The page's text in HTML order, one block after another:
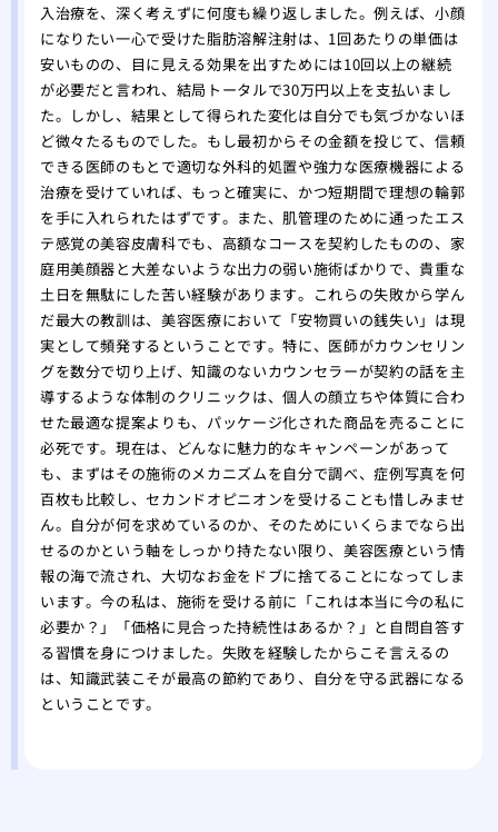
入治療を、深く考えずに何度も繰り返しました。例えば、小顔
になりたい一心で受けた脂肪溶解注射は、1回あたりの単価は
安いものの、目に見える効果を出すためには10回以上の継続
が必要だと言われ、結局トータルで30万円以上を支払いまし
た。しかし、結果として得られた変化は自分でも気づかないほ
ど微々たるものでした。もし最初からその金額を投じて、信頼
できる医師のもとで適切な外科的処置や強力な医療機器による
治療を受けていれば、もっと確実に、かつ短期間で理想の輪郭
を手に入れられたはずです。また、肌管理のために通ったエス
テ感覚の美容皮膚科でも、高額なコースを契約したものの、家
庭用美顔器と大差ないような出力の弱い施術ばかりで、貴重な
土日を無駄にした苦い経験があります。これらの失敗から学ん
だ最大の教訓は、美容医療において「安物買いの銭失い」は現
実として頻発するということです。特に、医師がカウンセリン
グを数分で切り上げ、知識のないカウンセラーが契約の話を主
導するような体制のクリニックは、個人の顔立ちや体質に合わ
せた最適な提案よりも、パッケージ化された商品を売ることに
必死です。現在は、どんなに魅力的なキャンペーンがあって
も、まずはその施術のメカニズムを自分で調べ、症例写真を何
百枚も比較し、セカンドオピニオンを受けることも惜しみませ
ん。自分が何を求めているのか、そのためにいくらまでなら出
せるのかという軸をしっかり持たない限り、美容医療という情
報の海で流され、大切なお金をドブに捨てることになってしま
います。今の私は、施術を受ける前に「これは本当に今の私に
必要か？」「価格に見合った持続性はあるか？」と自問自答す
る習慣を身につけました。失敗を経験したからこそ言えるの
は、知識武装こそが最高の節約であり、自分を守る武器になる
ということです。